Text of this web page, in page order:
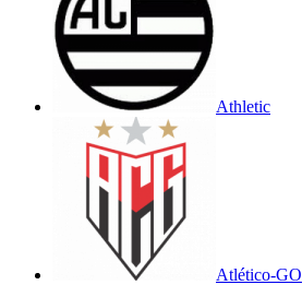
Athletic
Atlético-GO